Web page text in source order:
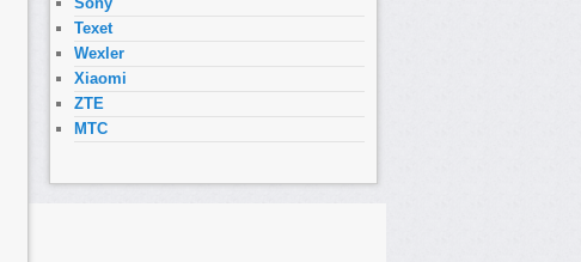
Texet
Wexler
Xiaomi
ZTE
МТС